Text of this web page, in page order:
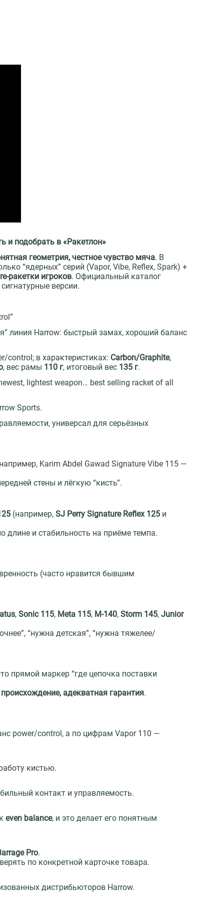
и подобрать в «Ракетлон»
геометрия, честное чувство мяча. В
“ядерных” серий (Vapor, Vibe, Reflex, Spark) +
ракетки игроков. Официальный каталог
версии.
линия Harrow: быстрый замах, хороший баланс
control; в характеристиках: Carbon/Graphite,
, вес рамы 110 г, итоговый вес 135 г.
lightest weapon… best selling racket of all
Sports.
универсал для серьёзных
Karim Abdel Gawad Signature Vibe 115 —
стены и лёгкую “кисть”.
(например,SJ Perry Signature Reflex 125 и
длине и стабильность на приёме темпа.
(часто нравится бывшим
,Sonic 115, Meta 115, M-140,Storm 145,Junior
“нужна детская”, “нужна тяжелее/
прямой маркер “где цепочка поставки
адекватная гарантия.
power/control, а по цифрам Vapor 110 —
кистью.
контакт и управляемость.
even balance, и это делает его понятным
Pro.
по конкретной карточке товара.
дистрибьюторов Harrow.